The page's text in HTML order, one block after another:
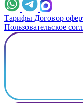
Тарифы Договор
Пользовательское